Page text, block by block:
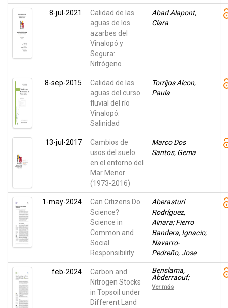
8-jul-2021
Calidad de las
aguas de los
azarbes del
Vinalopó y
Segura:
Nitrógeno
Abad Alapont,
Clara
8-sep-2015
Calidad de las
aguas del curso
fluvial del río
Vinalopó:
Salinidad
Torrijos Alcon,
Paula
13-jul-2017
Cambios de
usos del suelo
en el entorno del
Mar Menor
(1973-2016)
Marco Dos
Santos, Gema
1-may-2024
Can Citizens Do
Science?
Science in
Common and
Social
Responsibility
Aberasturi
Rodríguez,
Ainara; Fierro
Bandera, Ignacio;
Navarro-
Pedreño, Jose
feb-2024
Carbon and
Nitrogen Stocks
in Topsoil under
Different Land
Benslama,
Abderraouf;
Gómez Lucas,
Ignacio; Jordan
Ver más